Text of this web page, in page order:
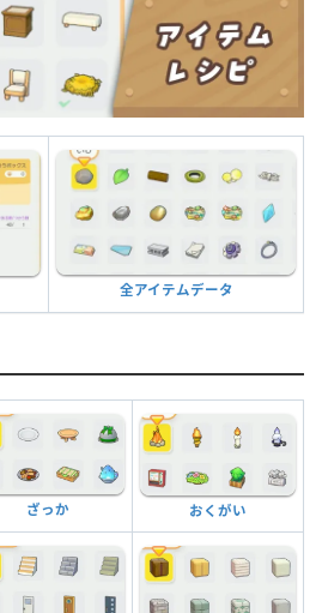
全アイテムデータ
ざっか おくがい